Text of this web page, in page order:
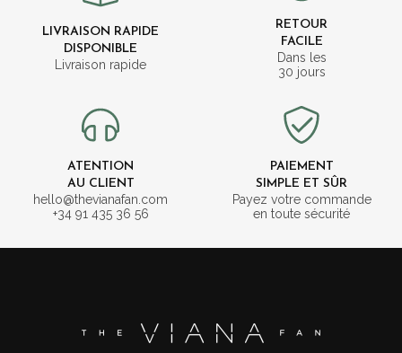
LIVRAISON RAPIDE
DISPONIBLE
Livraison rapide
RETOUR
FACILE
Dans les
30 jours
ATENTION
AU CLIENT
hello@thevianafan.com
+34 91 435 36 56
PAIEMENT
SIMPLE ET SÛR
Payez votre commande
en toute sécurité